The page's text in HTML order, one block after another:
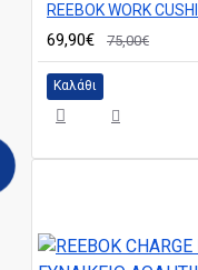
69,90€ 75,00€
Καλάθι